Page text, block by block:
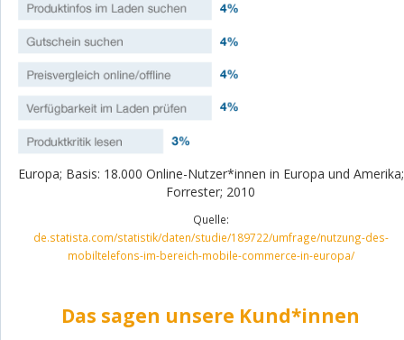
Europa; Basis: 18.000 Online-Nutzer*innen in Europa und Amerika;
Forrester; 2010
Quelle:
de.statista.com/statistik/daten/studie/189722/umfrage/nutzung-des-
mobiltelefons-im-bereich-mobile-commerce-in-europa/
Das sagen unsere Kund*innen